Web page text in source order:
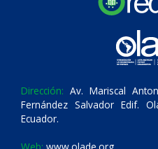
Dirección: Av. Mariscal
Fernández Salvador Edif.
Ecuador.